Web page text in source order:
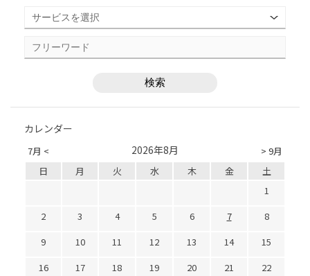
カレンダー
7月 < > 9月
2026年8月
日 月 火 水 木 金
土
1
2
3 4 5 6 7
8
9
10 11 12 13 14
15
16
17 18 19 20 21
22